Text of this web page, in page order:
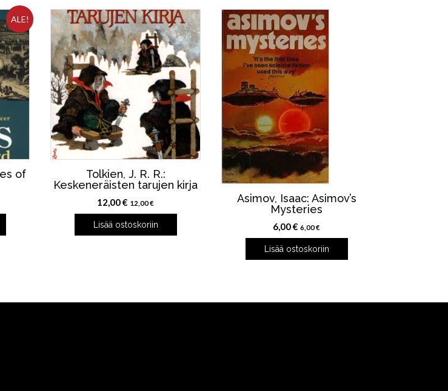
ALE!
of
Tolkien, J. R. R.:
Keskeneräisten tarujen kirja
12,00€ 12,00€
Lisää ostoskoriin
Asimov, Isaac: Asimov’s
Mysteries
6,00€ 6,00€
Lisää ostoskoriin